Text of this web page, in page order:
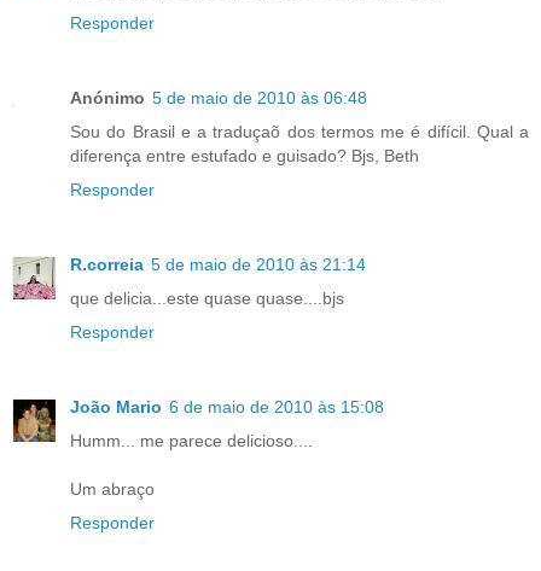
Responder
Anónimo 5 de maio de 2010 às 06:48
Sou do Brasil e a traduçaõ dos termos me é difícil. Qual a
diferença entre estufado e guisado? Bjs, Beth
Responder
R.correia 5 de maio de 2010 às 21:14
que delicia...este quase quase....bjs
Responder
João Mario 6 de maio de 2010 às 15:08
Humm... me parece delicioso....
Um abraço
Responder